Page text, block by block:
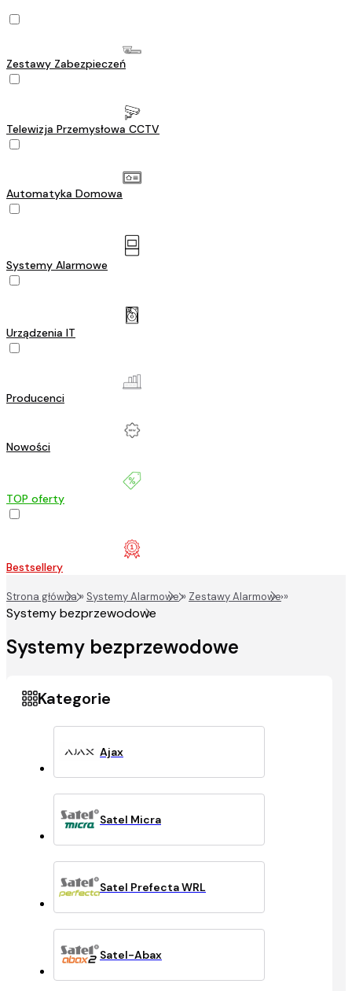
Zestawy Zabezpieczeń
Telewizja Przemysłowa CCTV
Automatyka Domowa
Systemy Alarmowe
Urządzenia IT
Producenci
Nowości
TOP oferty
Bestsellery
Strona główna» Systemy Alarmowe» Zestawy Alarmowe»
Systemy bezprzewodowe
Systemy bezprzewodowe
Ajax
Satel Micra
Satel Prefecta WRL
Satel-Abax